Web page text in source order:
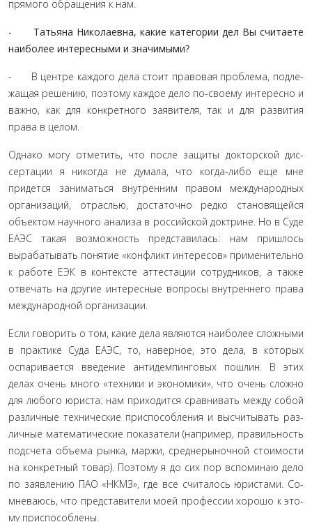
прямого обращения к нам.
- Татьяна Николаевна, какие категории дел Вы счита­ете
наиболее интересными и значимыми?
- В центре каждого дела стоит правовая проблема, подле­
жащая решению, поэтому каждое дело по-своему интересно и
важно, как для конкретного заявителя, так и для развития
права в целом.
Однако могу отметить, что после защиты докторской дис­
сертации я никогда не думала, что когда-либо еще мне
придется заниматься внутренним правом международных
организаций, отраслью, достаточно редко становящейся
объектом научно­го анализа в российской доктрине. Но в Суде
ЕАЭС такая воз­можность представилась: нам пришлось
вырабатывать понятие «конфликт интересов» применительно
к работе ЕЭК в контексте аттестации сотрудников, а также
отвечать на другие интересные вопросы внутреннего права
международной организации.
Если говорить о том, какие дела являются наиболее слож­ными
в практике Суда ЕАЭС, то, наверное, это дела, в кото­рых
оспаривается введение антидемпинговых пошлин. В этих
делах очень много «техники и экономики», что очень сложно
для любого юриста: нам приходится сравнивать между собой
различные технические приспособления и высчитывать раз­
личные математические показатели (например, правильность
подсчета объема рынка, маржи, среднерыночной стоимости
на конкретный товар). Поэтому я до сих пор вспоминаю дело
по заявлению ПАО «НКМЗ», где все считалось юристами. Со­
мневаюсь, что представители моей профессии хорошо к это­
му приспособлены.